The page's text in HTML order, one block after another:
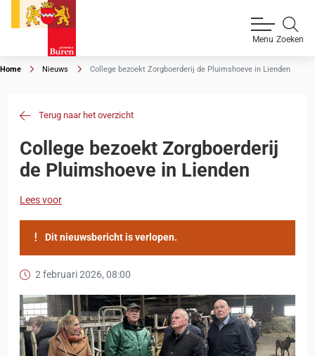
Menu Zoeken
Home Nieuws College bezoekt Zorgboerderij de Pluimshoeve in Lienden
Terug naar het overzicht
College bezoekt Zorgboerderij
de Pluimshoeve in Lienden
Lees voor
Dit nieuwsbericht is verlopen.
2 februari 2026, 08:00